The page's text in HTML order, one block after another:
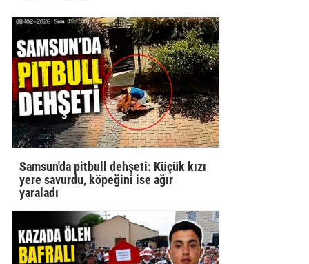
Samsun'da pitbull dehşeti: Küçük kızı
yere savurdu, köpeğini ise ağır
yaraladı